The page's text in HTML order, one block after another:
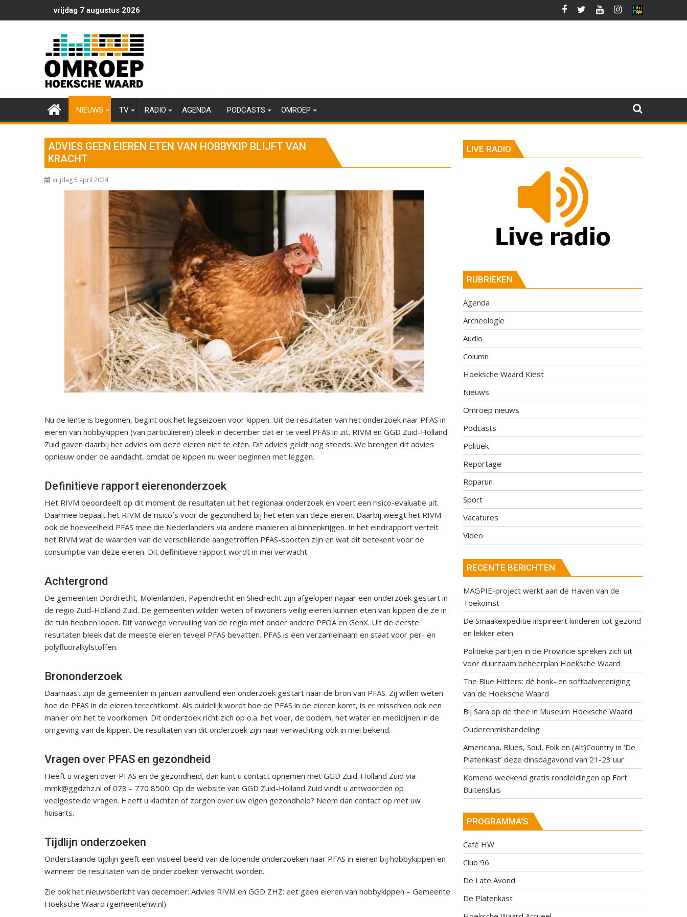
naar
vrijdag 7 augustus 2026
NIEUWS TV RADIO AGENDA PODCASTS OMROEP
ADVIES GEEN EIEREN ETEN VAN HOBBYKIP BLIJFT VAN
KRACHT
vrijdag 5 april 2024
Nu de lente is begonnen, begint ook het legseizoen voor kippen. Uit de resultaten van het onderzoek naar PFAS in
eieren van hobbykippen (van particulieren) bleek in december dat er te veel PFAS in zit. RIVM en GGD Zuid-Holland
Zuid gaven daarbij het advies om deze eieren niet te eten. Dit advies geldt nog steeds. We brengen dit advies
opnieuw onder de aandacht, omdat de kippen nu weer beginnen met leggen.
Definitieve rapport eierenonderzoek
Het RIVM beoordeelt op dit moment de resultaten uit het regionaal onderzoek en voert een risico-evaluatie uit.
Daarmee bepaalt het RIVM de risico´s voor de gezondheid bij het eten van deze eieren. Daarbij weegt het RIVM
ook de hoeveelheid PFAS mee die Nederlanders via andere manieren al binnenkrijgen. In het eindrapport vertelt
het RIVM wat de waarden van de verschillende aangetroffen PFAS-soorten zijn en wat dit betekent voor de
consumptie van deze eieren. Dit definitieve rapport wordt in mei verwacht.
Achtergrond
De gemeenten Dordrecht, Molenlanden, Papendrecht en Sliedrecht zijn afgelopen najaar een onderzoek gestart in
de regio Zuid-Holland Zuid. De gemeenten wilden weten of inwoners veilig eieren kunnen eten van kippen die ze in
de tuin hebben lopen. Dit vanwege vervuiling van de regio met onder andere PFOA en GenX. Uit de eerste
resultaten bleek dat de meeste eieren teveel PFAS bevatten. PFAS is een verzamelnaam en staat voor per- en
polyfluoralkylstoffen.
Brononderzoek
Daarnaast zijn de gemeenten in januari aanvullend een onderzoek gestart naar de bron van PFAS. Zij willen weten
hoe de PFAS in de eieren terechtkomt. Als duidelijk wordt hoe de PFAS in de eieren komt, is er misschien ook een
manier om het te voorkomen. Dit onderzoek richt zich op o.a. het voer, de bodem, het water en medicijnen in de
omgeving van de kippen. De resultaten van dit onderzoek zijn naar verwachting ook in mei bekend.
Vragen over PFAS en gezondheid
Heeft u vragen over PFAS en de gezondheid, dan kunt u contact opnemen met GGD Zuid-Holland Zuid via
mmk@ggdzhz.nl of 078 – 770 8500. Op de website van GGD Zuid-Holland Zuid vindt u antwoorden op
veelgestelde vragen. Heeft u klachten of zorgen over uw eigen gezondheid? Neem dan contact op met uw
huisarts.
Tijdlijn onderzoeken
Onderstaande tijdlijn geeft een visueel beeld van de lopende onderzoeken naar PFAS in eieren bij hobbykippen en
wanneer de resultaten van de onderzoeken verwacht worden.
Zie ook het nieuwsbericht van december: Advies RIVM en GGD ZHZ: eet geen eieren van hobbykippen – Gemeente
Hoeksche Waard (gemeentehw.nl)
LIVE RADIO
RUBRIEKEN
Agenda
Archeologie
Audio
Column
Hoeksche Waard Kiest
Nieuws
Omroep nieuws
Podcasts
Politiek
Reportage
Roparun
Sport
Vacatures
Video
RECENTE BERICHTEN
MAGPIE-project werkt aan de Haven van de
Toekomst
De Smaakexpeditie inspireert kinderen tot gezond
en lekker eten
Politieke partijen in de Provincie spreken zich uit
voor duurzaam beheerplan Hoeksche Waard
The Blue Hitters: dé honk- en softbalvereniging
van de Hoeksche Waard
Bij Sara op de thee in Museum Hoeksche Waard
Ouderenmishandeling
Americana, Blues, Soul, Folk en (Alt)Country in ‘De
Platenkast’ deze dinsdagavond van 21-23 uur
Komend weekend gratis rondleidingen op Fort
Buitensluis
PROGRAMMA’S
Café HW
Club 96
De Late Avond
De Platenkast